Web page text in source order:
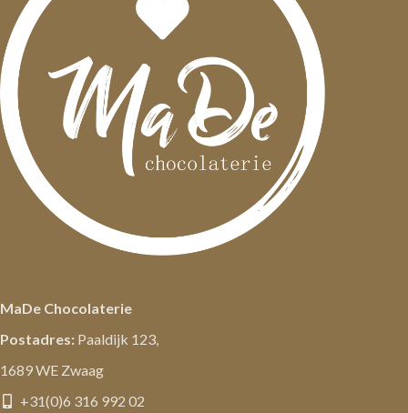
MaDe Chocolaterie
Postadres: Paaldijk 123,
1689 WE Zwaag
+31(0)6 316 992 02